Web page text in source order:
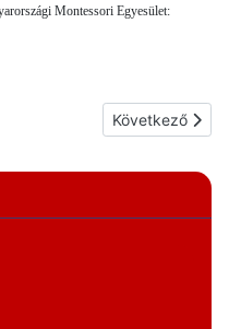
Montessori Egyesület:
Következő cikk:
Következő